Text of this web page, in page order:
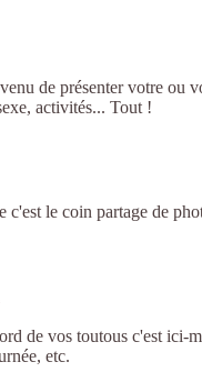
de présenter votre ou
activités... Tout !
c'est le coin partage de
de vos toutous c'est ici-
etc.